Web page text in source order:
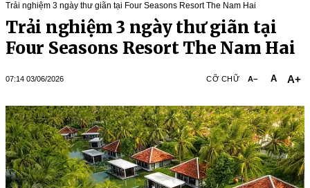
Trải nghiệm 3 ngày thư giãn tại Four Seasons Resort The Nam Hai
Trải nghiệm 3 ngày thư giãn tại
Four Seasons Resort The Nam Hai
07:14 03/06/2026 CỠ CHỮ A− A A+